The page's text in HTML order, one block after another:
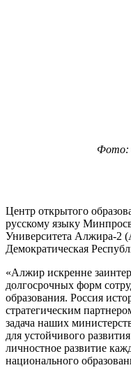
Фото:
Центр открытого
русскому языку
Университета Алжира-2
Демократическая
«Алжир искренне
долгосрочных форм
образования. Россия
стратегическим
задача наших
для устойчивого
личностное развитие
национального